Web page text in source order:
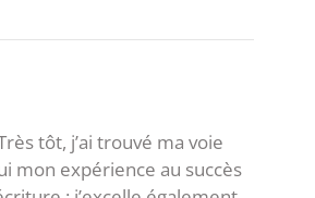
tôt, j’ai trouvé ma voie
mon expérience au succès